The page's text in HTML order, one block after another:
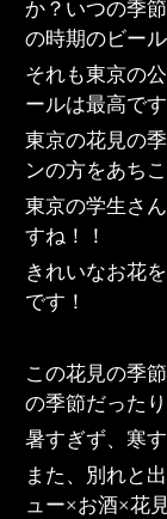
か？いつの季
の時期のビー
それも東京の
ールは最高で
東京の花見の
ンの方をあち
東京の学生さ
すね！！
きれいなお花
です！
この花見の季
の季節だった
暑すぎず、寒
また、別れと
ュー×お酒×花